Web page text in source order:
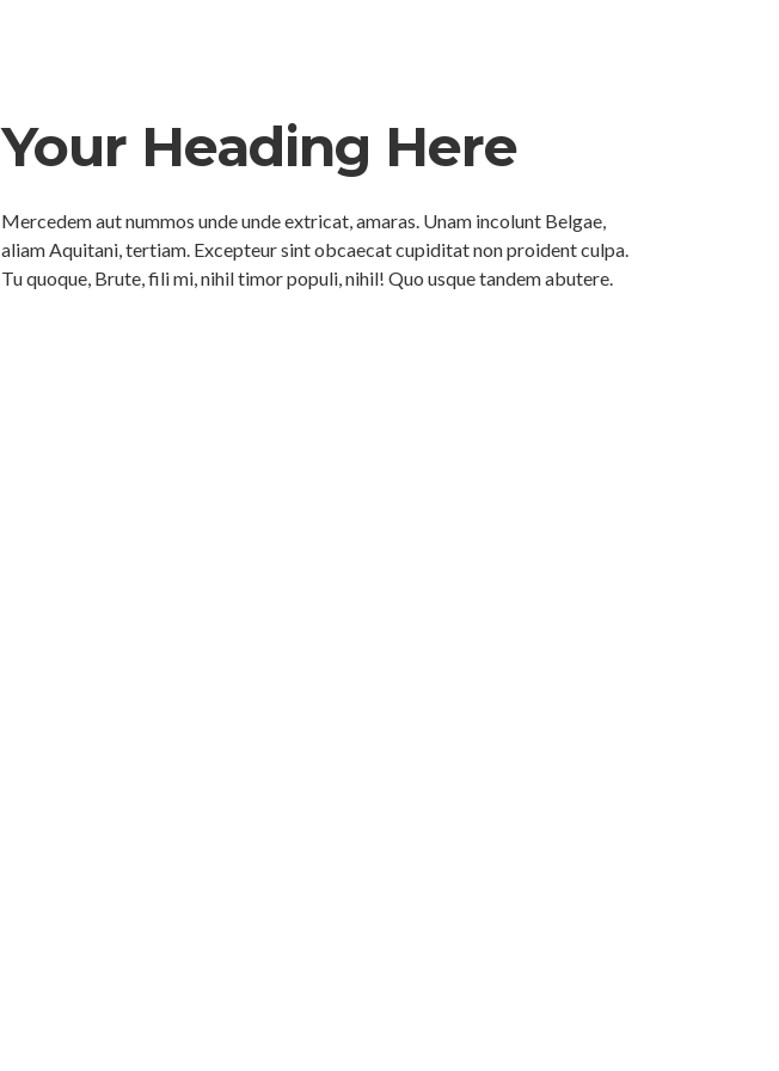
Your Heading Here
Mercedem aut nummos unde unde extricat, amaras. Unam incolunt Belgae,
aliam Aquitani, tertiam. Excepteur sint obcaecat cupiditat non proident culpa.
Tu quoque, Brute, fili mi, nihil timor populi, nihil! Quo usque tandem abutere.